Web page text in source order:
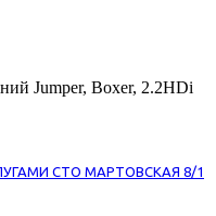
Jumper, Boxer, 2.2HDi
СТО МАРТОВСКАЯ 8/1